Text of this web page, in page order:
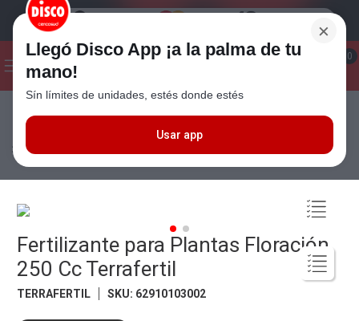
¡Hola! ¿Qué estas buscando? 0
Seleccioná el método de entrega
×
Llegó Disco App ¡a la palma de tu
mano!
Sín límites de unidades, estés donde estés
Usar app
Jardín
Fertilizante para Plantas Floración
250 Cc Terrafertil
Fertilizante para Plantas Floración
250 Cc Terrafertil
TERRAFERTIL SKU: 62910103002
4.
5.
Carne
6.
Yerba
7.
Queso